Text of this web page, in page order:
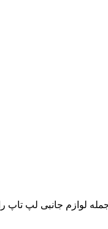
جمله لوازم جانبی لپ